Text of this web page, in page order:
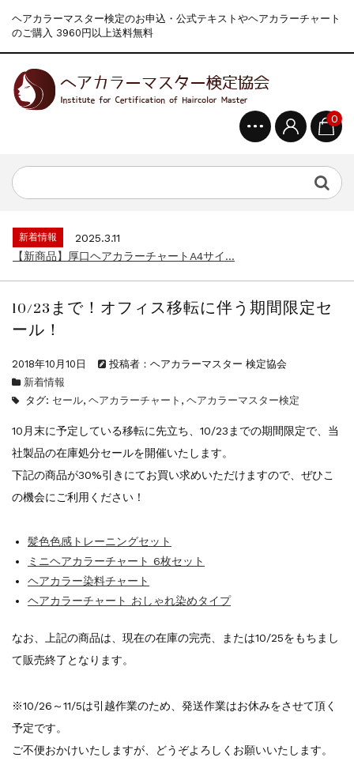
ヘアカラーマスター検定のお申込・公式テキストやヘアカラーチャート
のご購入 3960円以上送料無料
0
一部ヘアカラーチャートのお値引きを行いま...
新着情報
2026.7.1
新着情報
2025.3.11
【新商品】厚口ヘアカラーチャートA4サイ...
新着情報
2024.4.10
在庫処分セールのお知らせ【なくなり次第終...
一部ヘアカラーチャートのお値引きを行いま...
新着情報
2026年度夏季・シルバーウィーク休業の...
新着情報
2025.3.11
【新商品】厚口ヘアカラーチャートA4サイ...
9月24日頃よりオンラインショップの送料...
新着情報
2024.4.10
新着情報
2024.4.9
一部ヘアカラーチャートのお値引きを行いま...
10/23まで！オフィス移転に伴う期間限定セ
ール！
2018年10月10日
投稿者：ヘアカラーマスター 検定協会
新着情報
タグ: セール, ヘアカラーチャート , ヘアカラーマスター検定
10月末に予定している移転に先立ち、10/23までの期間限定で、当
社製品の在庫処分セールを開催いたします。
下記の商品が30%引きにてお買い求めいただけますので、ぜひこ
の機会にご利用ください！
髪色色感トレーニングセット
ミニヘアカラーチャート 6枚セット
ヘアカラー染料チャート
ヘアカラーチャート おしゃれ染めタイプ
なお、上記の商品は、現在の在庫の完売、または10/25をもちまし
て販売終了となります。
※10/26～11/5は引越作業のため、発送作業はお休みをさせて頂く
予定です。
ご不便おかけいたしますが、どうぞよろしくお願いいたします。